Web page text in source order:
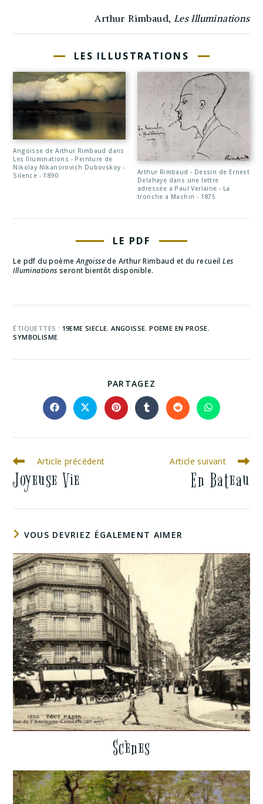
Arthur Rimbaud, Les Illuminations
LES ILLUSTRATIONS
Angoisse de Arthur Rimbaud dans
Les Illuminations - Peinture de
Nikolay Nikanorovich Dubovskoy -
Silence - 1890
Arthur Rimbaud - Dessin de Ernest
Delahaye dans une lettre
adressée à Paul Verlaine - La
tronche à Machin - 1875
LE PDF
Le pdf du poèmeAngoissede Arthur Rimbaud et du recueilLes
Illuminations seront bientôt disponible.
ÉTIQUETTES : 19EME SIECLE, ANGOISSE, POEME EN PROSE,
SYMBOLISME
PARTAGEZ
Article précédent
Joyeuse Vie
Article suivant
En Bateau
VOUS DEVRIEZ ÉGALEMENT AIMER
Scènes